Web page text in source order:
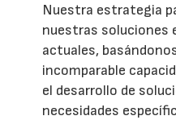
Nuestra estrategia
nuestras soluciones
actuales,
incomparable
el desarrollo de
necesidades